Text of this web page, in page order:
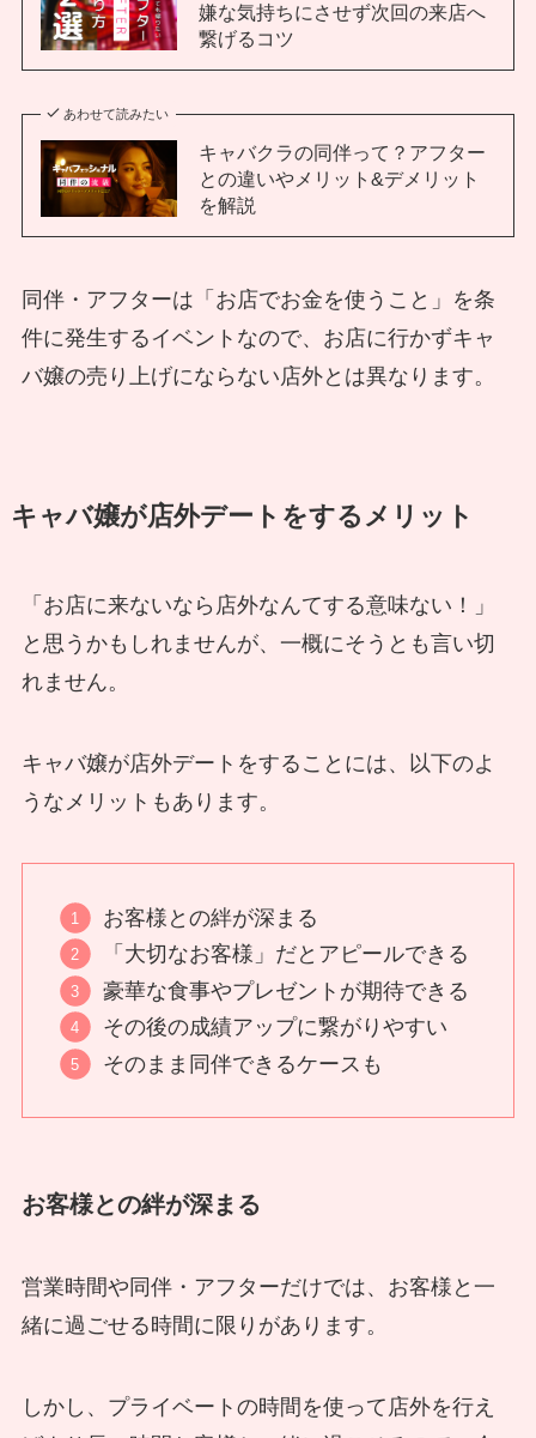
嫌な気持ちにさせず次回の来店へ
繋げるコツ
あわせて読みたい
キャバクラの同伴って？アフター
との違いやメリット&デメリット
を解説
同伴・アフターは「お店でお金を使うこと」を条
件に発生するイベントなので、お店に行かずキャ
バ嬢の売り上げにならない店外とは異なります。
キャバ嬢が店外デートをするメリット
「お店に来ないなら店外なんてする意味ない！」
と思うかもしれませんが、一概にそうとも言い切
れません。
キャバ嬢が店外デートをすることには、以下のよ
うなメリットもあります。
お客様との絆が深まる
「大切なお客様」だとアピールできる
豪華な食事やプレゼントが期待できる
その後の成績アップに繋がりやすい
そのまま同伴できるケースも
お客様との絆が深まる
営業時間や同伴・アフターだけでは、お客様と一
緒に過ごせる時間に限りがあります。
しかし、プライベートの時間を使って店外を行え